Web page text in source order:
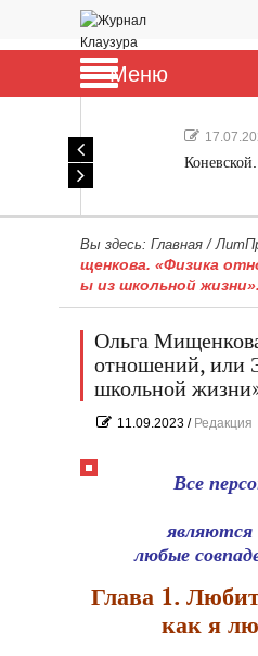
Меню
Вы здесь: Главная /
щенкова. «Физика
ы из школьной
Ольга
отношений, или
школьной
11.09.2023 / Редакция
Все
любые
Глава 1.
как я